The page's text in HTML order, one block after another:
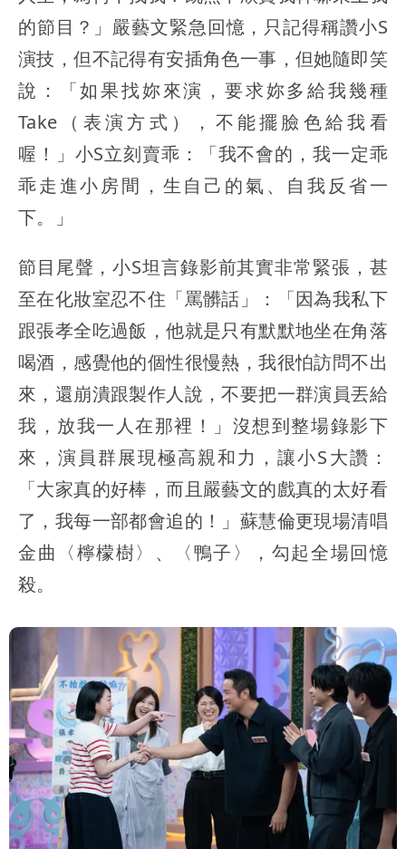
的節目？」嚴藝文緊急回憶，只記得稱讚小S
演技，但不記得有安插角色一事，但她隨即笑
說：「如果找妳來演，要求妳多給我幾種
Take（表演方式），不能擺臉色給我看
喔！」小S立刻賣乖：「我不會的，我一定乖
乖走進小房間，生自己的氣、自我反省一
下。」
節目尾聲，小S坦言錄影前其實非常緊張，甚
至在化妝室忍不住「罵髒話」：「因為我私下
跟張孝全吃過飯，他就是只有默默地坐在角落
喝酒，感覺他的個性很慢熱，我很怕訪問不出
來，還崩潰跟製作人說，不要把一群演員丟給
我，放我一人在那裡！」沒想到整場錄影下
來，演員群展現極高親和力，讓小S大讚：
「大家真的好棒，而且嚴藝文的戲真的太好看
了，我每一部都會追的！」蘇慧倫更現場清唱
金曲〈檸檬樹〉、〈鴨子〉，勾起全場回憶
殺。